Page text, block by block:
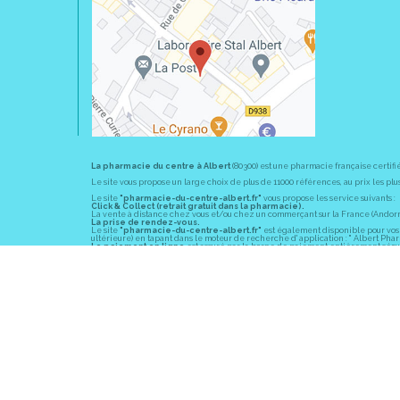
La pharmacie du centre à Albert(80300) est une pharmacie française
Le site vous propose un large choix de plus de 11000 références, au prix les
Le site "pharmacie-du-centre-albert.fr" vous propose les service suivants :
Click & Collect (retrait gratuit dans la pharmacie).
La vente à distance chez vous et/ou chez un commerçant sur la France
La prise de rendez-vous.
Le site "pharmacie-du-centre-albert.fr" est également disponible pour vos
ultérieure) en tapant dans le moteur de recherche d' application : " Albert
Le paiement en ligneest assuré par la borne de paiement entièrement